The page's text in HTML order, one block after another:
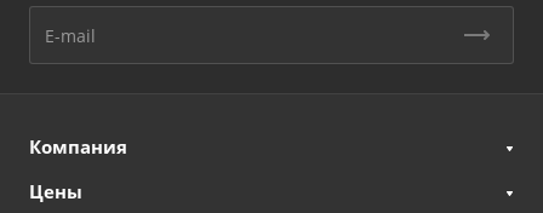
Компания
Цены